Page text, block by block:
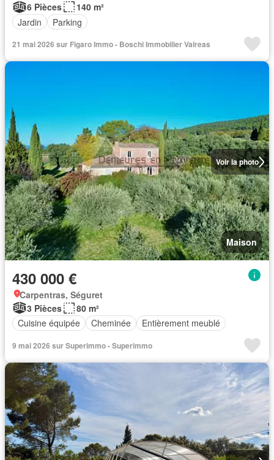
6 Pièces
140 m²
Jardin
Parking
21 mai 2026 sur Figaro Immo - Boschi Immobilier Valreas
Voir la photo
Maison
430 000 €
Carpentras, Séguret
3 Pièces
80 m²
Cuisine équipée
Cheminée Entièrement meublé
9 mai 2026 sur Superimmo - Superimmo